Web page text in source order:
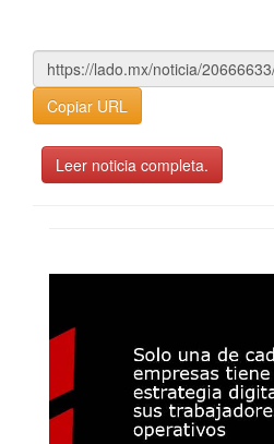
Copiar URL
Leer noticia completa.